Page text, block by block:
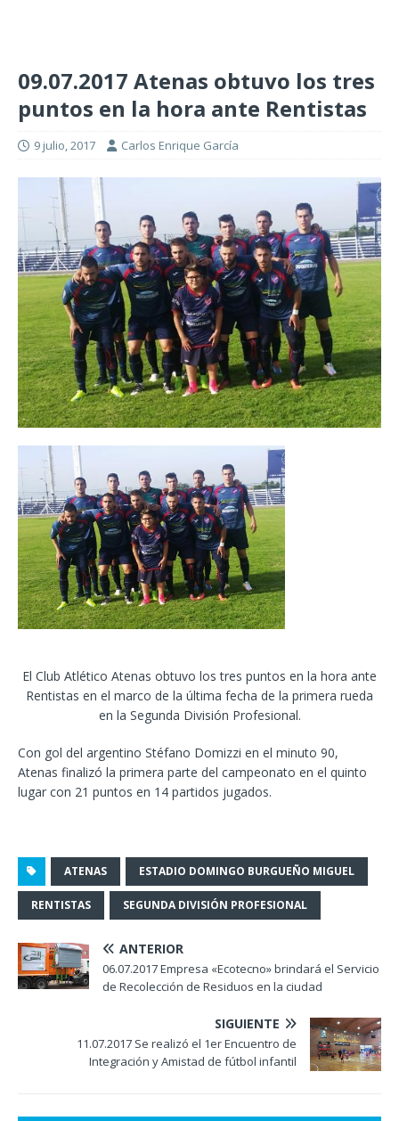
09.07.2017 Atenas obtuvo los tres
puntos en la hora ante Rentistas
9 julio, 2017 Carlos Enrique García
El Club Atlético Atenas obtuvo los tres puntos en la hora ante
Rentistas en el marco de la última fecha de la primera rueda
en la Segunda División Profesional.
Con gol del argentino Stéfano Domizzi en el minuto 90,
Atenas finalizó la primera parte del campeonato en el quinto
lugar con 21 puntos en 14 partidos jugados.
ATENAS ESTADIO DOMINGO BURGUEÑO MIGUEL
RENTISTAS SEGUNDA DIVISIÓN PROFESIONAL
ANTERIOR
06.07.2017 Empresa «Ecotecno» brindará el Servicio
de Recolección de Residuos en la ciudad
SIGUIENTE
11.07.2017 Se realizó el 1er Encuentro de
Integración y Amistad de fútbol infantil